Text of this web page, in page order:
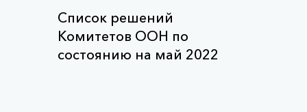
Список решений
Комитетов ООН по
состоянию на май 2022